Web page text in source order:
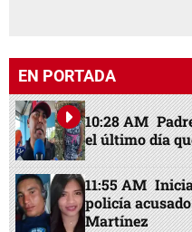
EN PORTADA
10:28 AM
el último día
11:55 AM
policía
Martínez